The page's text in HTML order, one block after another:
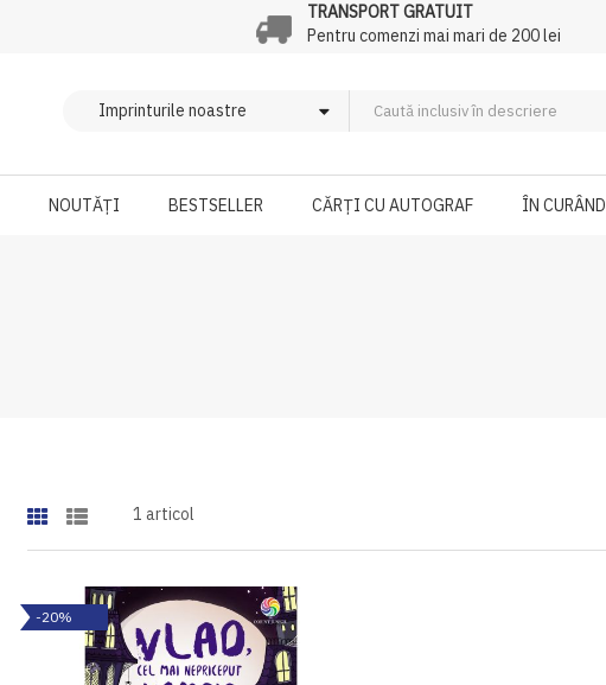
TRANSPORT GRATUIT
Pentru comenzi mai mari de 200 lei
NOUTĂȚI BESTSELLER CĂRȚI CU AUTOGRAF ÎN CURÂND
1 articol
-20%